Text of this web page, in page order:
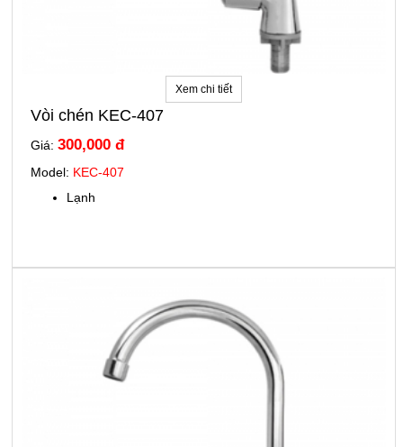
Xem chi tiết
Vòi chén KEC-407
Giá: 300,000 đ
Model: KEC-407
Lạnh